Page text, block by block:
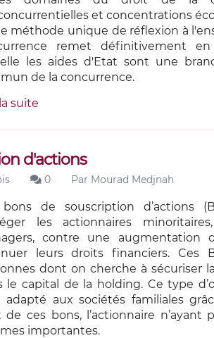
et concentrations
méthode unique de réflexion à
remet définitivement
les aides d'Etat sont une
de la concurrence.
suite
d'actions
0 Par Mourad Medjnah
bons de souscription d’actions
les actionnaires
contre une augmentation
leurs droits financiers. Ces
dont on cherche à sécuriser
le capital de la holding. Ce type
adapté aux sociétés familiales
de ces bons, l’actionnaire n’ayant
importantes.